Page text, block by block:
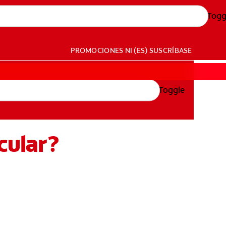
PROMOCIONES NI (ES) SUSCRÍBASE
Toggle